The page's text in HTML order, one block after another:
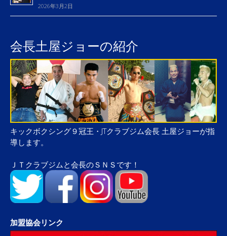
2026年3月2日
会長土屋ジョーの紹介
キックボクシング９冠王・JTクラブジム会長 土屋ジョーが指
導します。
ＪＴクラブジムと会長のＳＮＳです！
加盟協会リンク